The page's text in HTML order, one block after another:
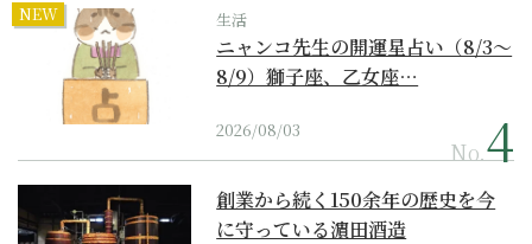
NEW 生活
ニャンコ先生の開運星占い（8/3～
8/9）獅子座、乙女座…
2026/08/03
No.
創業から続く150余年の歴史を今
に守っている濵田酒造